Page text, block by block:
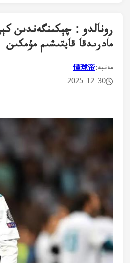
رونالدو : چېكىنگەندىن
مادرىدقا قايتىشىم مۇمكىن
مەنبە:懂球帝
2025-12-30